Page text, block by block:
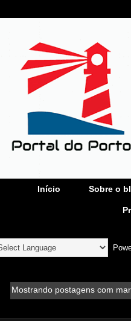
Início Sobre o
Mostrando postagens com